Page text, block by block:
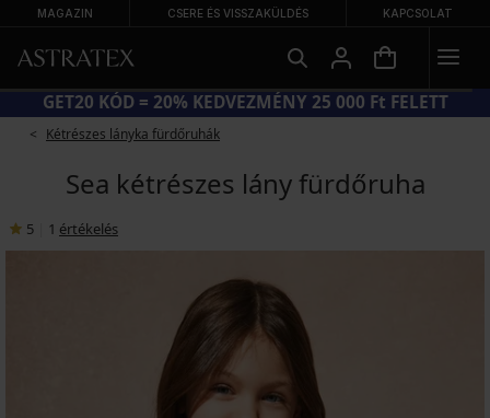
MAGAZIN CSERE ÉS VISSZAKÜLDÉS KAPCSOLAT
NAGY NYÁRI KIÁRUSÍTÁS AKÁR −70%
Kétrészes lányka fürdőruhák
Sea kétrészes lány fürdőruha
5 1 értékelés